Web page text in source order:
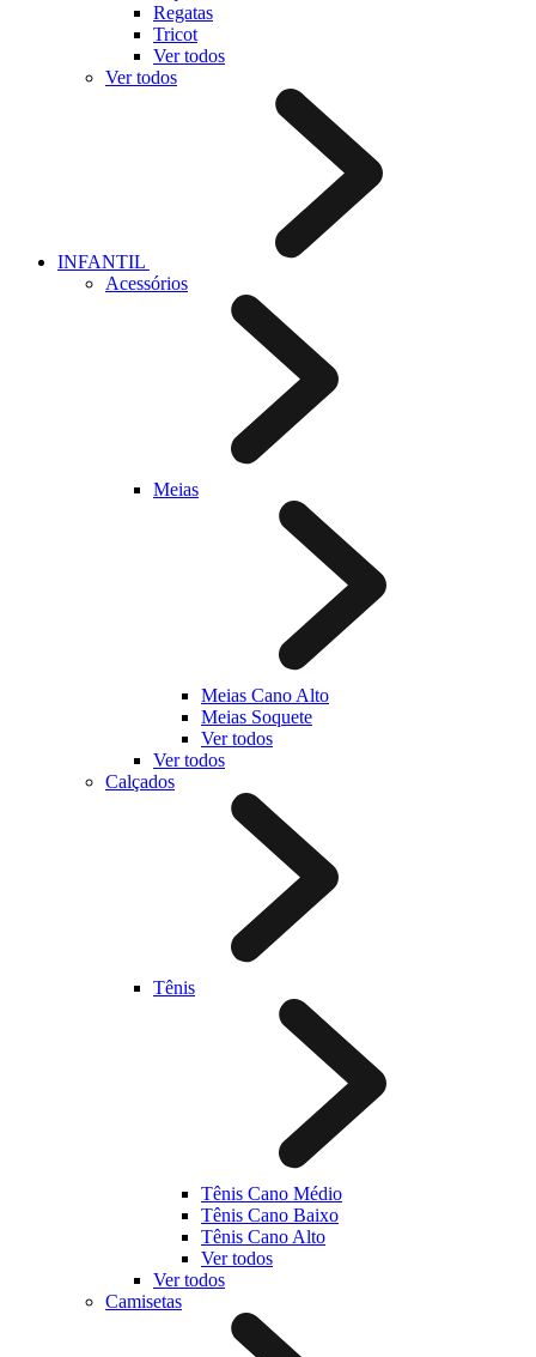
Regatas
Tricot
Ver todos
Ver todos
INFANTIL
Acessórios
Meias
Meias Cano Alto
Meias Soquete
Ver todos
Ver todos
Calçados
Tênis
Tênis Cano Médio
Tênis Cano Baixo
Tênis Cano Alto
Ver todos
Ver todos
Camisetas